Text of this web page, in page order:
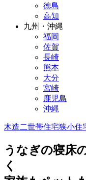
徳島
高知
九州・沖縄
福岡
佐賀
長崎
熊本
大分
宮崎
鹿児島
沖縄
木造二世帯住宅狭小住
うなぎの寝床
く